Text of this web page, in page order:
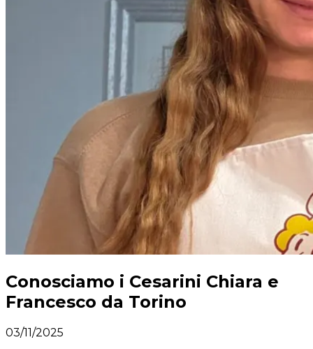
Conosciamo i Cesarini Chiara e
Francesco da Torino
03/11/2025